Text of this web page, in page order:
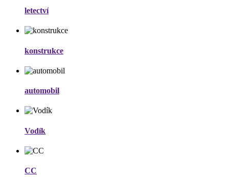
letectví
konstrukce
automobil
Vodík
CC